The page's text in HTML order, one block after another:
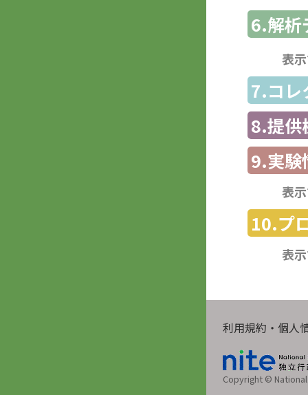
6.解析
表
7.コレ
8.提供
9.実験
表
10.プ
表
利用規約・個人
Copyright ©